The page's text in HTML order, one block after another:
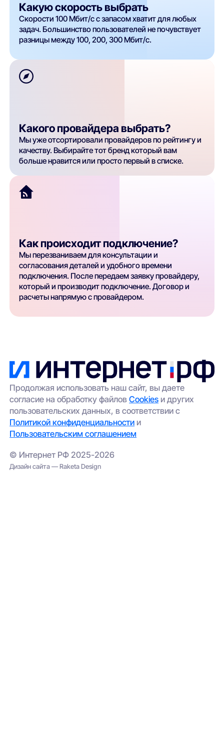
Какую скорость выбрать
Скорости 100 Мбит/с с запасом хватит для любых
задач. Большинство пользователей не почувствует
разницы между 100, 200, 300 Мбит/с.
Какого провайдера выбрать?
Мы уже отсортировали провайдеров по рейтингу и
качеству. Выбирайте тот бренд который вам
больше нравится или просто первый в списке.
Как происходит подключение?
Мы перезваниваем для консультации и
согласования деталей и удобного времени
подключения. После передаем заявку провайдеру,
который и производит подключение. Договор и
расчеты напрямую с провайдером.
Продолжая использовать наш сайт, вы даете
согласие на обработку файловCookies и других
пользовательских данных, в соответствии с
Политикой конфиденциальности и
Пользовательским соглашением
© Интернет РФ 2025-2026
Дизайн сайта — Raketa Design